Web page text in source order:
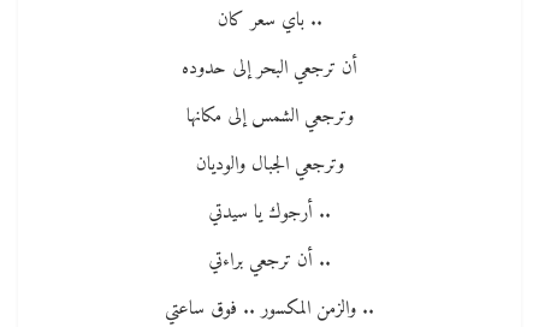
.. باي سعر كان
أن ترجعي البحر إلى حدوده
وترجعي الشمس إلى مكانها
وترجعي الجبال والوديان
.. أرجوك يا سيدتي
.. أن ترجعي براءتي
.. والزمن المكسور .. فوق ساعتي